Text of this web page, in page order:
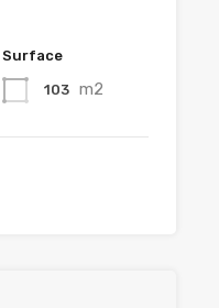
Surface
103 m2